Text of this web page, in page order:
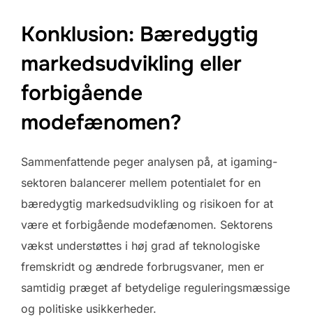
Konklusion: Bæredygtig
markedsudvikling eller
forbigående
modefænomen?
Sammenfattende peger analysen på, at igaming-
sektoren balancerer mellem potentialet for en
bæredygtig markedsudvikling og risikoen for at
være et forbigående modefænomen. Sektorens
vækst understøttes i høj grad af teknologiske
fremskridt og ændrede forbrugsvaner, men er
samtidig præget af betydelige reguleringsmæssige
og politiske usikkerheder.